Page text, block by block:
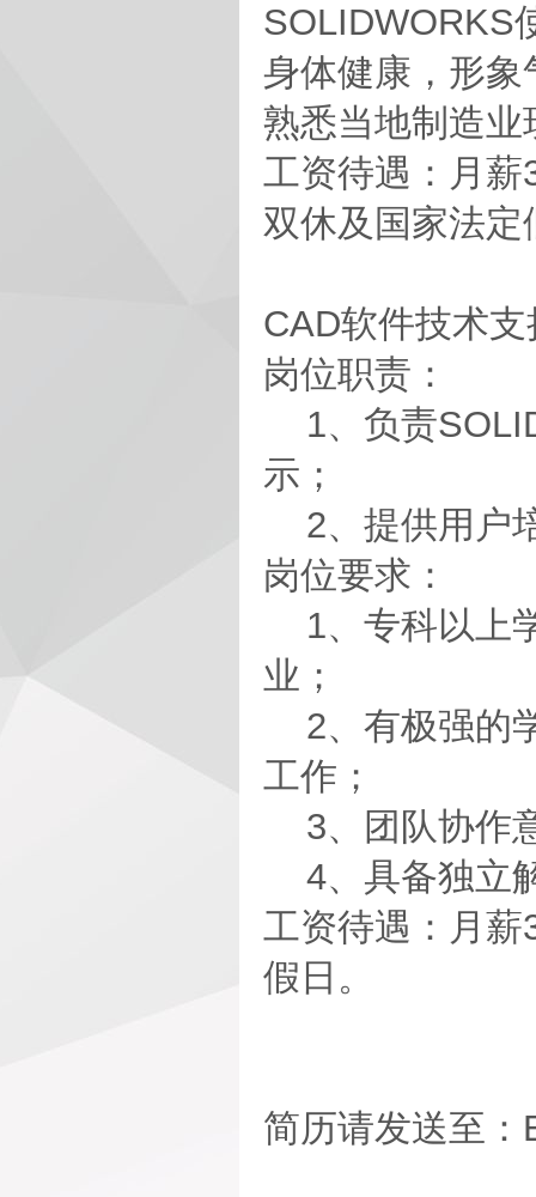
SOLIDWORKS
身体健康，形
熟悉当地制造
工资待遇：月薪
双休及国家法定
CAD软件技术
岗位职责：
1、负责
示；
2、提供用户
岗位要求：
1、专科以上
业；
2、有极强的
工作；
3、团队协作
4、具备独立
工资待遇：月薪
假日。
简历请发送至